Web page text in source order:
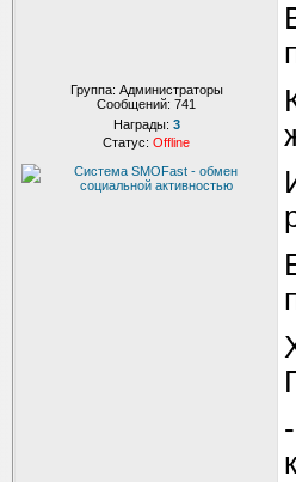
Группа: Администраторы
Сообщений: 741
Награды: 3
Статус: Offline